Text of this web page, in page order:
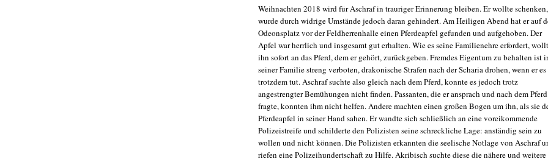
Weihnachten 2018 wird für Aschraf in trauriger Erinnerung bleiben. Er wollte schenken,
wurde durch widrige Umstände jedoch daran gehindert. Am Heiligen Abend hat er auf
Odeonsplatz vor der Feldherrenhalle einen Pferdeapfel gefunden und aufgehoben. Der
Apfel war herrlich und insgesamt gut erhalten. Wie es seine Familienehre erfordert,
ihn sofort an das Pferd, dem er gehört, zurückgeben. Fremdes Eigentum zu behalten ist
seiner Familie streng verboten, drakonische Strafen nach der Scharia drohen, wenn er es
trotzdem tut. Aschraf suchte also gleich nach dem Pferd, konnte es jedoch trotz
angestrengter Bemühungen nicht finden. Passanten, die er ansprach und nach dem Pferd
fragte, konnten ihm nicht helfen. Andere machten einen großen Bogen um ihn, als sie
Pferdeapfel in seiner Hand sahen. Er wandte sich schließlich an eine voreikommende
Polizeistreife und schilderte den Polizisten seine schreckliche Lage: anständig sein zu
wollen und nicht können. Die Polizisten erkannten die seelische Notlage von Aschraf
riefen eine Polizeihundertschaft zu Hilfe. Akribisch suchte diese die nähere und weitere